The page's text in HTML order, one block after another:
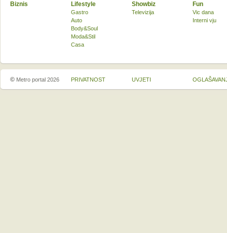
Biznis Lifestyle
Gastro
Auto
Body&Soul
Moda&Stil
Casa
Showbiz
Televizija
Fun
Vic dana
Interni vju
© Metro portal 2026 PRIVATNOST UVJETI